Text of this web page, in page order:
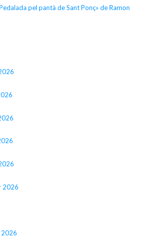
pel pantà de Sant Ponç» de Ramon
2026
2026